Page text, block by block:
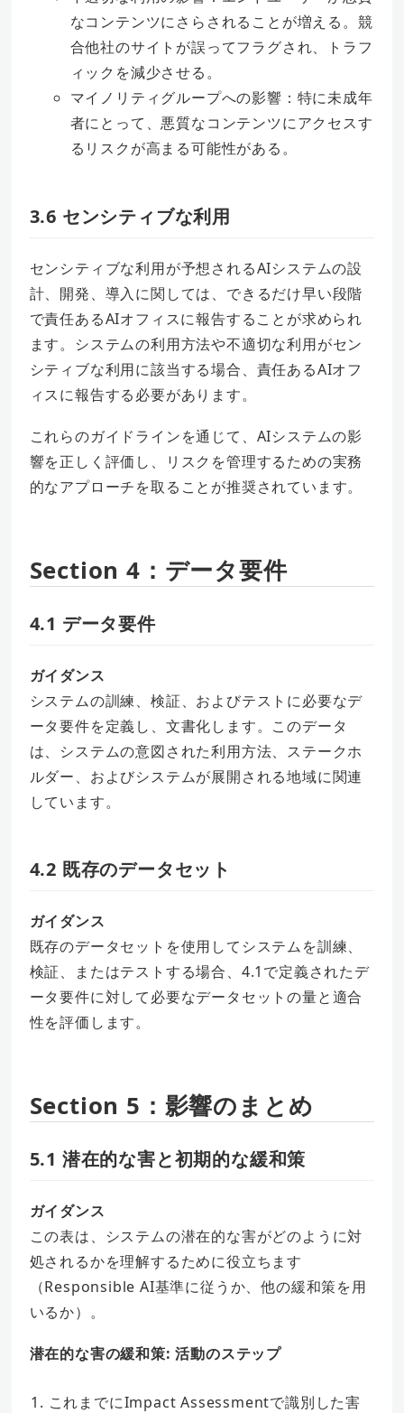
なコンテンツにさらされることが増える。競
合他社のサイトが誤ってフラグされ、トラフ
ィックを減少させる。
マイノリティグループへの影響：特に未成年
者にとって、悪質なコンテンツにアクセスす
るリスクが高まる可能性がある。
3.6 センシティブな利用
センシティブな利用が予想されるAIシステムの設
計、開発、導入に関しては、できるだけ早い段階
で責任あるAIオフィスに報告することが求められ
ます。システムの利用方法や不適切な利用がセン
シティブな利用に該当する場合、責任あるAIオフ
ィスに報告する必要があります。
これらのガイドラインを通じて、AIシステムの影
響を正しく評価し、リスクを管理するための実務
的なアプローチを取ることが推奨されています。
Section 4：データ要件
4.1 データ要件
ガイダンス
システムの訓練、検証、およびテストに必要なデ
ータ要件を定義し、文書化します。このデータ
は、システムの意図された利用方法、ステークホ
ルダー、およびシステムが展開される地域に関連
しています。
4.2 既存のデータセット
ガイダンス
既存のデータセットを使用してシステムを訓練、
検証、またはテストする場合、4.1で定義されたデ
ータ要件に対して必要なデータセットの量と適合
性を評価します。
Section 5：影響のまとめ
5.1 潜在的な害と初期的な緩和策
ガイダンス
この表は、システムの潜在的な害がどのように対
処されるかを理解するために役立ちます
（Responsible AI基準に従うか、他の緩和策を用
いるか）。
潜在的な害の緩和策: 活動のステップ
これまでにImpact Assessmentで識別した害